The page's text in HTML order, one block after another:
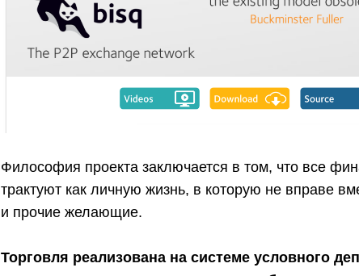
Философия проекта заключается в том, что все
трактуют как личную жизнь, в которую не вправе
и прочие желающие.
Торговля реализована на системе условного